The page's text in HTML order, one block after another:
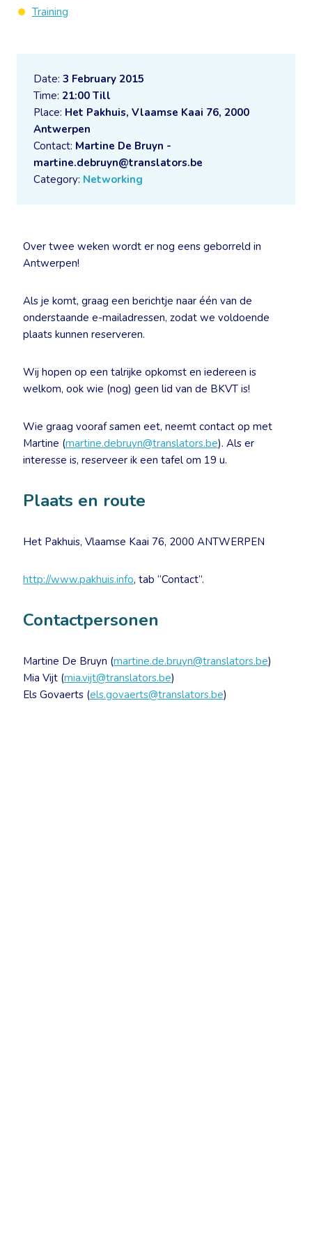
Date: 3 February 2015
Time: 21:00 Till
Place: Het Pakhuis, Vlaamse Kaai 76, 2000
Antwerpen
Contact: Martine De Bruyn -
martine.debruyn@translators.be
Category: Networking
Over twee weken wordt er nog eens geborreld in
Antwerpen!
Als je komt, graag een berichtje naar één van de
onderstaande e-mailadressen, zodat we voldoende
plaats kunnen reserveren.
Wij hopen op een talrijke opkomst en iedereen is
welkom, ook wie (nog) geen lid van de BKVT is!
Wie graag vooraf samen eet, neemt contact op met
Martine (martine.debruyn@translators.be). Als er
interesse is, reserveer ik een tafel om 19 u.
Plaats en route
Het Pakhuis, Vlaamse Kaai 76, 2000 ANTWERPEN
http://www.pakhuis.info, tab “Contact”.
Contactpersonen
Martine De Bruyn (martine.de.bruyn@translators.be)
Mia Vijt (mia.vijt@translators.be)
Els Govaerts (els.govaerts@translators.be)
Training